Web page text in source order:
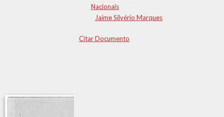
Nacionais
Jaime Silvério Marques
Citar Documento